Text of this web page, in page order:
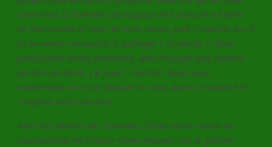
chez nous à Charmeil. J’ai toujours été associé à Karim
en foursomes et avec lui nous avons joué 5 matchs sur 6
et en avons remporté 4, partagé 1 et perdu 1. Bilan
positif pour notre doublette. Avec l’équipe des seniors
du GSE en ASGE, j’ai joué 7 matchs. Nous nous
maintenons en 1ère division et nous avons remporté le
Trophée ASGE en brut.
Avec les séniors de Charmeil, c’était notre retour en
championnat de France 4ème division, sur le golf de